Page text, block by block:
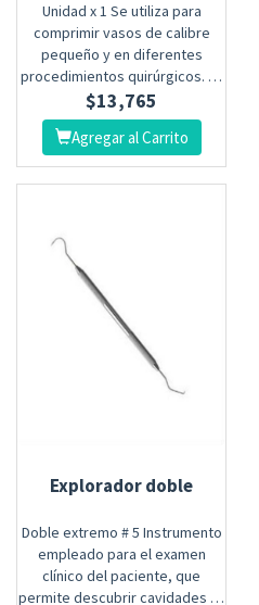
Unidad x 1 Se utiliza para
comprimir vasos de calibre
pequeño y en diferentes
procedimientos quirúrgicos. …
$13,765
Agregar al Carrito
Explorador doble
Doble extremo # 5 Instrumento
empleado para el examen
clínico del paciente, que
permite descubrir cavidades …